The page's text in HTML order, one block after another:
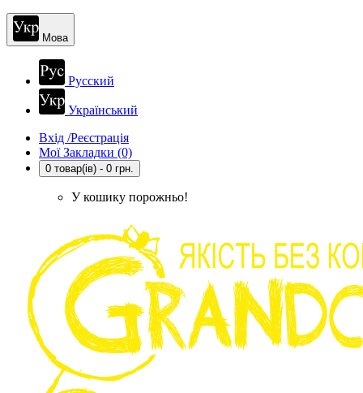
Мова
Русский
Український
Вхід /Реєстрація
Мої Закладки (0)
0 товар(ів) - 0 грн.
У кошику порожньо!